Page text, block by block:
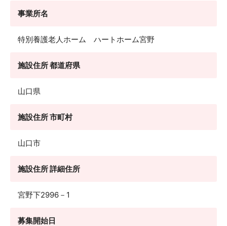
事業所名
特別養護老人ホーム ハートホーム宮野
施設住所 都道府県
山口県
施設住所 市町村
山口市
施設住所 詳細住所
宮野下2996－1
募集開始日